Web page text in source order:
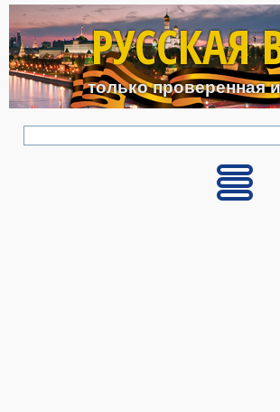
РУССКАЯ
только проверенная